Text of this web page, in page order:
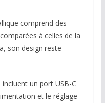
comprend des
à celles de la
son design reste
un port USB-C
et le réglage